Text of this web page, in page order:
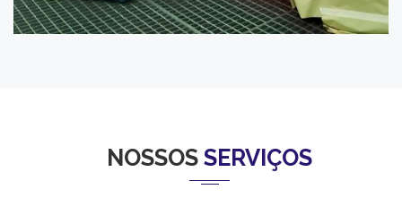
NOSSOSSERVIÇOS